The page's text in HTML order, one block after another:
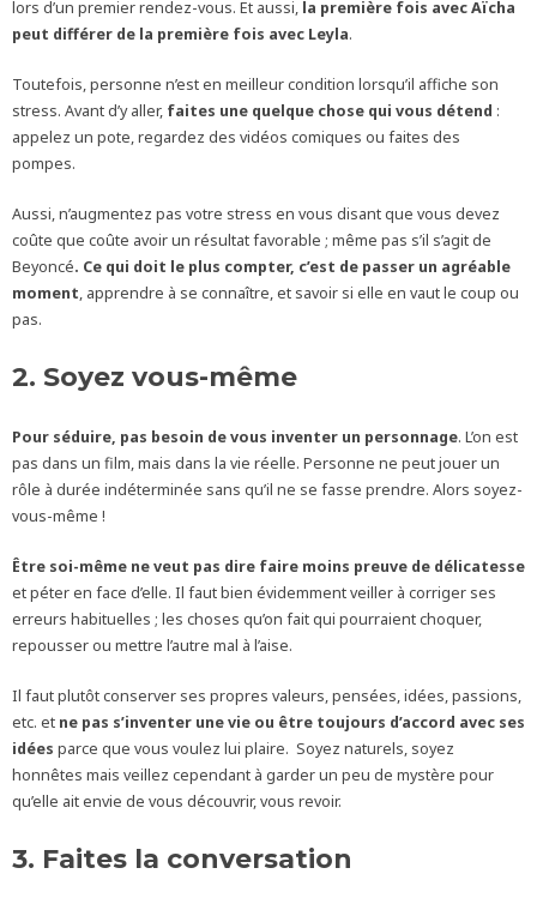
lors d’un premier rendez-vous. Et aussi, la première fois avec Aïcha
peut différer de la première fois avec Leyla.
Toutefois, personne n’est en meilleur condition lorsqu’il affiche son
stress. Avant d’y aller, faites une quelque chose qui vous détend :
appelez un pote, regardez des vidéos comiques ou faites des
pompes.
Aussi, n’augmentez pas votre stress en vous disant que vous devez
coûte que coûte avoir un résultat favorable ; même pas s’il s’agit de
Beyoncé. Ce qui doit le plus compter, c’est de passer un agréable
moment, apprendre à se connaître, et savoir si elle en vaut le coup ou
pas.
2. Soyez vous-même
Pour séduire, pas besoin de vous inventer un personnage. L’on est
pas dans un film, mais dans la vie réelle. Personne ne peut jouer un
rôle à durée indéterminée sans qu’il ne se fasse prendre. Alors soyez-
vous-même !
Être soi-même ne veut pas dire faire moins preuve de délicatesse
et péter en face d’elle. Il faut bien évidemment veiller à corriger ses
erreurs habituelles ; les choses qu’on fait qui pourraient choquer,
repousser ou mettre l’autre mal à l’aise.
Il faut plutôt conserver ses propres valeurs, pensées, idées, passions,
etc. et ne pas s’inventer une vie ou être toujours d’accord avec ses
idées parce que vous voulez lui plaire. Soyez naturels, soyez
honnêtes mais veillez cependant à garder un peu de mystère pour
qu’elle ait envie de vous découvrir, vous revoir.
3. Faites la conversation